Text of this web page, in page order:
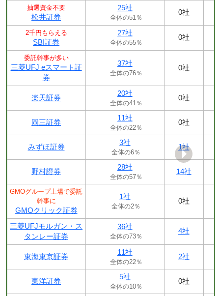
抽選資金不要
松井証券
25社
全体の51％
0社
2千円もらえる
SBI証券
27社
全体の55％
0社
委託幹事が多い
三菱UFJ eスマート証
券
37社
全体の76％
0社
楽天証券
20社
全体の41％
0社
岡三証券
11社
全体の22％
0社
みずほ証券
3社
全体の6％
1社
野村證券
28社
全体の57％
14社
GMOグループ上場で委託
幹事に
GMOクリック証券
1社
全体の2％
0社
三菱UFJモルガン・ス
タンレー証券
36社
全体の73％
4社
東海東京証券
11社
全体の22％
2社
東洋証券
5社
全体の10％
0社